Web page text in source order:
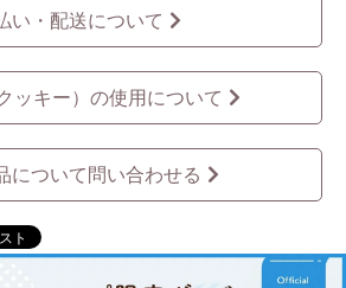
い・配送について
ッキー）の使用について
について問い合わせる